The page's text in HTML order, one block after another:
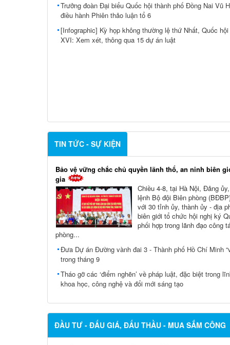
Trưởng đoàn Đại biểu Quốc hội thành phố Đồng Nai Vũ
điều hành Phiên thảo luận tổ 6
[Infographic] Kỳ họp không thường lệ thứ Nhất, Quốc
XVI: Xem xét, thông qua 15 dự án luật
TIN TỨC - SỰ KIỆN
Bảo vệ vững chắc chủ quyền lãnh thổ, an ninh biên
gia
Chiều 4-8, tại Hà Nội, Đảng
lệnh Bộ đội Biên phòng
với 30 tỉnh ủy, thành ủy - địa
biên giới tổ chức hội nghị ký
phối hợp trong lãnh đạo công
phòng...
Đưa Dự án Đường vành đai 3 - Thành phố Hồ Chí Minh
trong tháng 9
Tháo gỡ các ‘điểm nghẽn’ về pháp luật, đặc biệt trong
khoa học, công nghệ và đổi mới sáng tạo
ĐẦU TƯ - ĐẤU GIÁ, ĐẤU THẦU - MUA SẮM CÔNG